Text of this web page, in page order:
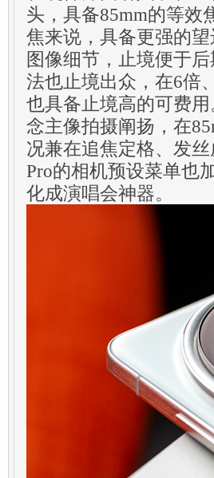
头，具备85mm的等效
焦来说，具备更强的
图像细节，止境便于
法也止境出众，在6倍
也具备止境高的可费
念主像拍摄阐扬，在
况兼在追焦定格、发
Pro的相机预设菜单也
化成演唱会神器。